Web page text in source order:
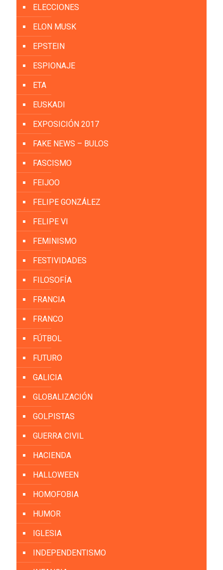
ELECCIONES
ELON MUSK
EPSTEIN
ESPIONAJE
ETA
EUSKADI
EXPOSICIÓN 2017
FAKE NEWS – BULOS
FASCISMO
FEIJOO
FELIPE GONZÁLEZ
FELIPE VI
FEMINISMO
FESTIVIDADES
FILOSOFÍA
FRANCIA
FRANCO
FÚTBOL
FUTURO
GALICIA
GLOBALIZACIÓN
GOLPISTAS
GUERRA CIVIL
HACIENDA
HALLOWEEN
HOMOFOBIA
HUMOR
IGLESIA
INDEPENDENTISMO